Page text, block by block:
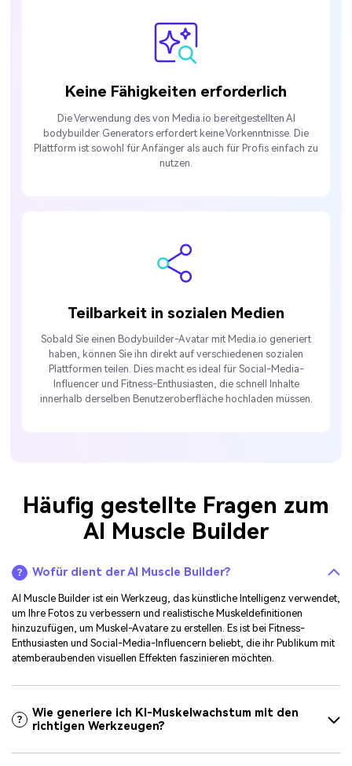
Keine Fähigkeiten erforderlich
Die Verwendung des von Media.io bereitgestellten AI
bodybuilder Generators erfordert keine Vorkenntnisse. Die
Plattform ist sowohl für Anfänger als auch für Profis einfach zu
nutzen.
Teilbarkeit in sozialen Medien
Sobald Sie einen Bodybuilder-Avatar mit Media.io generiert
haben, können Sie ihn direkt auf verschiedenen sozialen
Plattformen teilen. Dies macht es ideal für Social-Media-
Influencer und Fitness-Enthusiasten, die schnell Inhalte
innerhalb derselben Benutzeroberfläche hochladen müssen.
Häufig gestellte Fragen zum
AI Muscle Builder
Wofür dient der AI Muscle Builder?
AI Muscle Builder ist ein Werkzeug, das künstliche Intelligenz verwendet,
um Ihre Fotos zu verbessern und realistische Muskeldefinitionen
hinzuzufügen, um Muskel-Avatare zu erstellen. Es ist bei Fitness-
Enthusiasten und Social-Media-Influencern beliebt, die ihr Publikum mit
atemberaubenden visuellen Effekten faszinieren möchten.
Wie generiere ich KI-Muskelwachstum mit den
richtigen Werkzeugen?